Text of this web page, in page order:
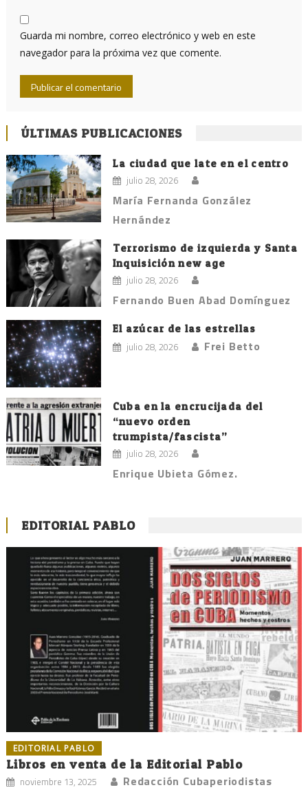
Guarda mi nombre, correo electrónico y web en este
navegador para la próxima vez que comente.
ÚLTIMAS PUBLICACIONES
La ciudad que late en el centro
julio 28, 2026
María Fernanda González
Hernández
Terrorismo de izquierda y Santa
Inquisición new age
julio 28, 2026
Fernando Buen Abad Domínguez
El azúcar de las estrellas
julio 28, 2026 Frei Betto
Cuba en la encrucijada del
“nuevo orden
trumpista/fascista”
julio 28, 2026
Enrique Ubieta Gómez.
EDITORIAL PABLO
EDITORIAL PABLO
Libros en venta de la Editorial Pablo
noviembre 13, 2025 Redacción Cubaperiodistas